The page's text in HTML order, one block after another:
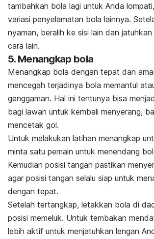
tambahkan bola lagi untuk Anda
variasi penyelamatan bola lainnya.
nyaman, beralih ke sisi lain dan
cara lain.
5. Menangkap bola
Menangkap bola dengan tepat dan
mencegah terjadinya bola memantul
genggaman. Hal ini tentunya bisa
bagi lawan untuk kembali menyerang,
mencetak gol.
Untuk melakukan latihan menangkap
minta satu pemain untuk menendang
Kemudian posisi tangan pastikan
agar posisi tangan selalu siap untuk
dengan tepat.
Setelah tertangkap, letakkan bola di
posisi memeluk. Untuk tembakan
lebih aktif untuk menjatuhkan lengan